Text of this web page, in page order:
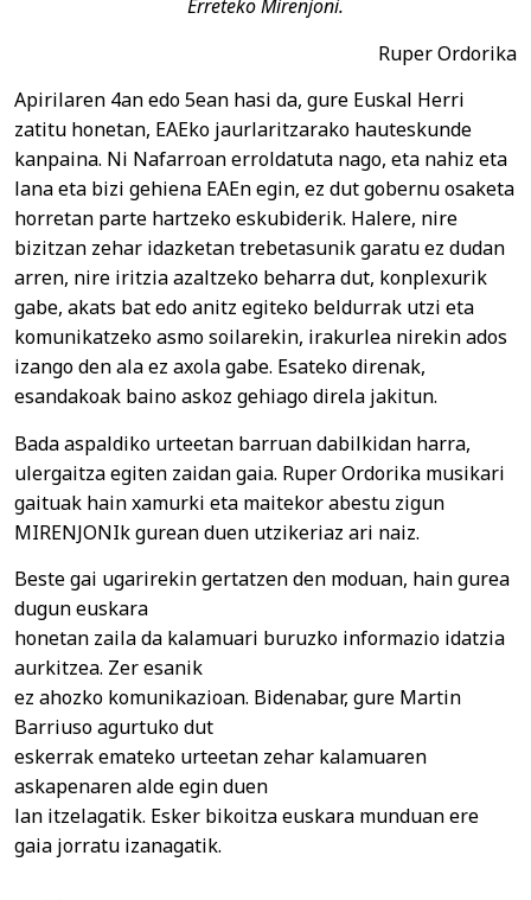
Erreteko Mirenjoni.
Ruper Ordorika
Apirilaren 4an edo 5ean hasi da, gure Euskal Herri
zatitu honetan, EAEko jaurlaritzarako hauteskunde
kanpaina. Ni Nafarroan erroldatuta nago, eta nahiz eta
lana eta bizi gehiena EAEn egin, ez dut gobernu osaketa
horretan parte hartzeko eskubiderik. Halere, nire
bizitzan zehar idazketan trebetasunik garatu ez dudan
arren, nire iritzia azaltzeko beharra dut, konplexurik
gabe, akats bat edo anitz egiteko beldurrak utzi eta
komunikatzeko asmo soilarekin, irakurlea nirekin ados
izango den ala ez axola gabe. Esateko direnak,
esandakoak baino askoz gehiago direla jakitun.
Bada aspaldiko urteetan barruan dabilkidan harra,
ulergaitza egiten zaidan gaia. Ruper Ordorika musikari
gaituak hain xamurki eta maitekor abestu zigun
MIRENJONIk gurean duen utzikeriaz ari naiz.
Beste gai ugarirekin gertatzen den moduan, hain gurea
dugun euskara
honetan zaila da kalamuari buruzko informazio idatzia
aurkitzea. Zer esanik
ez ahozko komunikazioan. Bidenabar, gure Martin
Barriuso agurtuko dut
eskerrak emateko urteetan zehar kalamuaren
askapenaren alde egin duen
lan itzelagatik. Esker bikoitza euskara munduan ere
gaia jorratu izanagatik.